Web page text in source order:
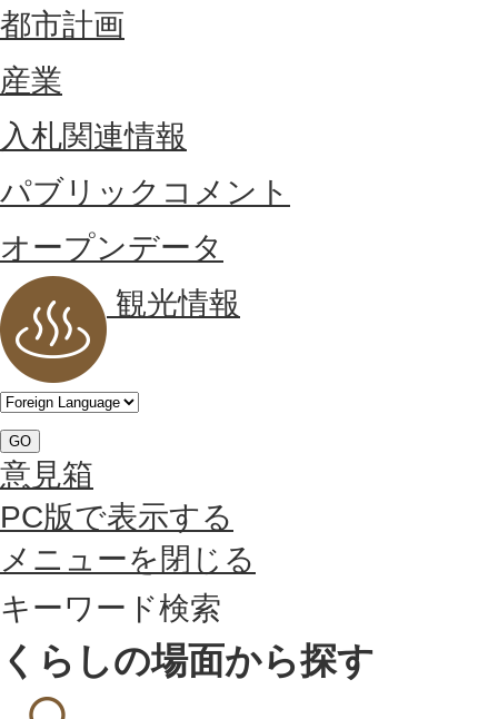
都市計画
産業
入札関連情報
パブリックコメント
オープンデータ
観光情報
GO
意見箱
PC版で表示する
メニューを閉じる
キーワード検索
くらしの場面から探す